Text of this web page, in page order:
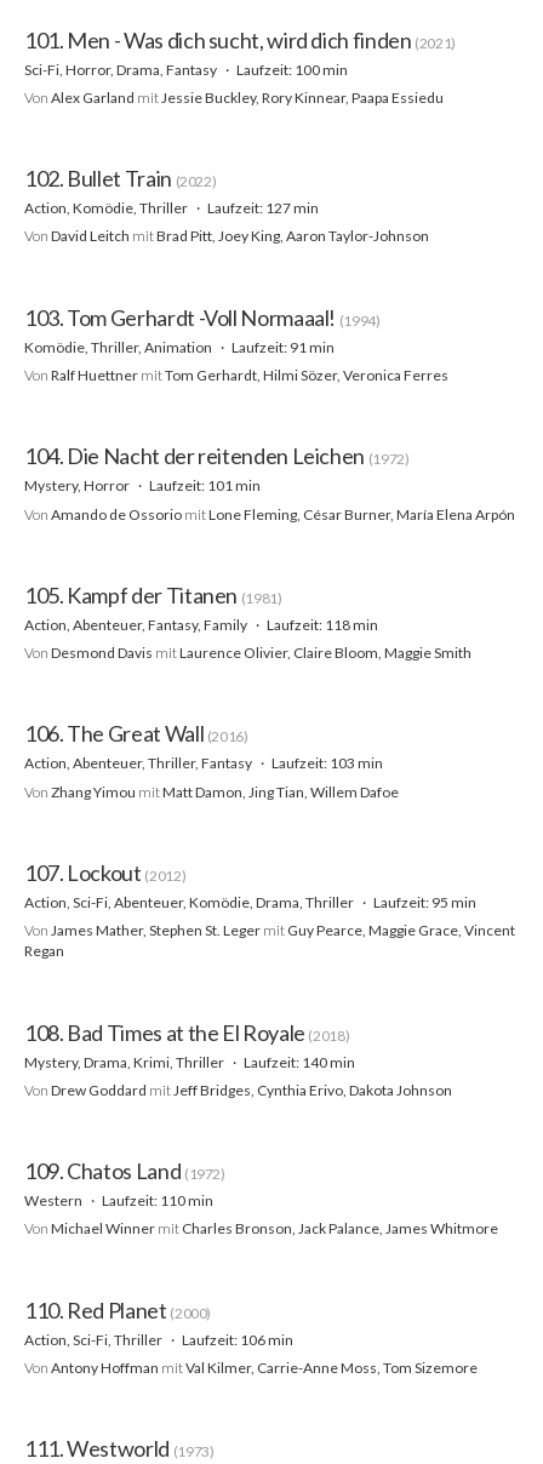
101. Men - Was dich sucht, wird dich finden (2021)
Sci-Fi, Horror, Drama, Fantasy
Laufzeit: 100 min
Von Alex Garland mit Jessie Buckley, Rory Kinnear, Paapa Essiedu
102. Bullet Train (2022)
Action, Komödie, Thriller
Laufzeit: 127 min
Von David Leitch mitBrad Pitt, Joey King, Aaron Taylor-Johnson
103. Tom Gerhardt -Voll Normaaal! (1994)
Komödie, Thriller, Animation
Laufzeit: 91 min
Von Ralf Huettner mitTom Gerhardt, Hilmi Sözer, Veronica Ferres
104. Die Nacht der reitenden Leichen (1972)
Mystery, Horror
Laufzeit: 101 min
Von Amando de Ossorio mitLone Fleming, César Burner, María Elena Arpón
105. Kampf der Titanen (1981)
Action, Abenteuer, Fantasy, Family
Laufzeit: 118 min
Von Desmond Davis mitLaurence Olivier, Claire Bloom, Maggie Smith
106. The Great Wall (2016)
Action, Abenteuer, Thriller, Fantasy
Laufzeit: 103 min
Von Zhang Yimou mitMatt Damon, Jing Tian, Willem Dafoe
107. Lockout (2012)
Action, Sci-Fi, Abenteuer, Komödie, Drama, Thriller
Laufzeit: 95 min
Von James Mather, Stephen St. Leger mit Guy Pearce, Maggie Grace, Vincent
Regan
108. Bad Times at the El Royale (2018)
Mystery, Drama, Krimi, Thriller
Laufzeit: 140 min
Von Drew Goddard mit Jeff Bridges, Cynthia Erivo, Dakota Johnson
109. Chatos Land (1972)
Western
Laufzeit: 110 min
Von Michael Winner mit Charles Bronson, Jack Palance, James Whitmore
110. Red Planet (2000)
Action, Sci-Fi, Thriller
Laufzeit: 106 min
Von Antony Hoffman mitVal Kilmer, Carrie-Anne Moss, Tom Sizemore
111. Westworld (1973)